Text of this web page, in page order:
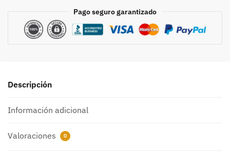
Pago seguro garantizado
Descripción
Información adicional
Valoraciones 0